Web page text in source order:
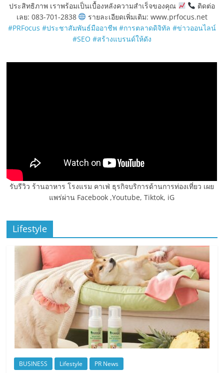
ประสิทธิภาพ เราพร้อมเป็นเบื้องหลังความสำเร็จของคุณ
ติดต่อ
เลย: 083-701-2838
รายละเอียดเพิ่มเติม: www.prfocus.net
#PRFocus #ประชาสัมพันธ์มืออาชีพ #การตลาดดิจิทัล #ข่าวออนไลน์
#SEO #สร้างแบรนด์ให้ดัง
รับรีวิว ร้านอาหาร โรงแรม คาเฟ่ ธุรกิจบริการด้านการท่องเที่ยว เผย
แพร่ผ่าน Facebook ,Youtube, Tiktok, iG
Lifestyle
BUSINESS Lifestyle PR News